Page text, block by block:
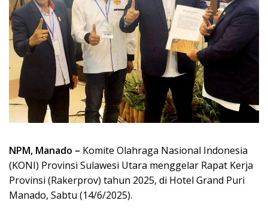
NPM, Manado – Komite Olahraga Nasional Indonesia
(KONI) Provinsi Sulawesi Utara menggelar Rapat Kerja
Provinsi (Rakerprov) tahun 2025, di Hotel Grand Puri
Manado, Sabtu (14/6/2025).